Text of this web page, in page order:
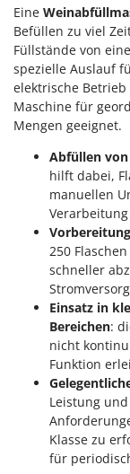
Seilwinden
Sortierer für
Thermische
Tragbare
Traktor-
Honda
I
Idromatic
Il-Tec
Imperia
Intec
Intex
Iseki
Italyco
ITM
JOLLY ITALIA
KAAZ
Karcher
Kasco
Kemper
Eine
Befüllen zu viel
Füllstände von
spezielle Auslauf
elektrische
Maschine für
Mengen geeignet.
Abfüllen
hilft dabei,
manuellen
250
schneller
Einsatz in
Bereichen:
nicht
Funktion
Leistung
Klasse zu
für